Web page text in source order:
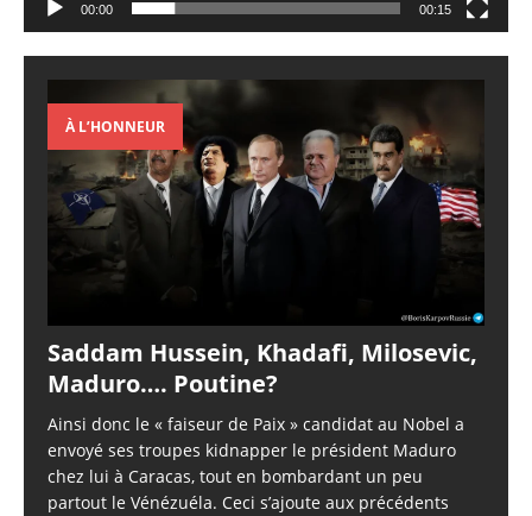
00:00 00:15
À L’HONNEUR
Saddam Hussein, Khadafi, Milosevic,
Maduro…. Poutine?
Ainsi donc le « faiseur de Paix » candidat au Nobel a
envoyé ses troupes kidnapper le président Maduro
chez lui à Caracas, tout en bombardant un peu
partout le Vénézuéla. Ceci s’ajoute aux précédents